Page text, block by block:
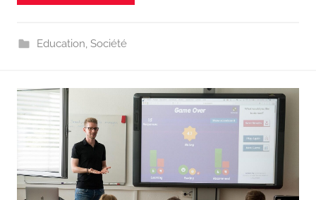
Education Société